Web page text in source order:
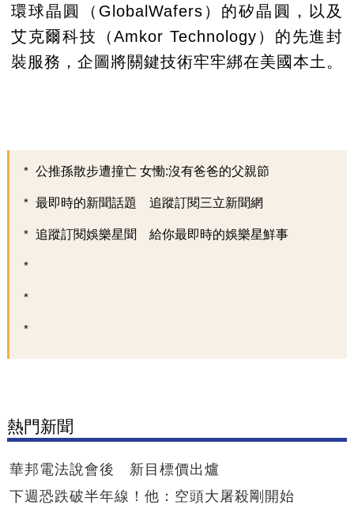
環球晶圓（GlobalWafers）的矽晶圓，以及
艾克爾科技（Amkor Technology）的先進封
裝服務，企圖將關鍵技術牢牢綁在美國本土。
公推孫散步遭撞亡 女慟:沒有爸爸的父親節
最即時的新聞話題 追蹤訂閱三立新聞網
追蹤訂閱娛樂星聞 給你最即時的娛樂星鮮事
熱門新聞
華邦電法說會後 新目標價出爐
下週恐跌破半年線！他：空頭大屠殺剛開始